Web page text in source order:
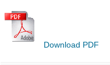
Download PDF